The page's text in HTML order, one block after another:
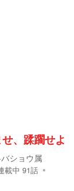
、蹂躙せよ
ショウ属
載中 91話